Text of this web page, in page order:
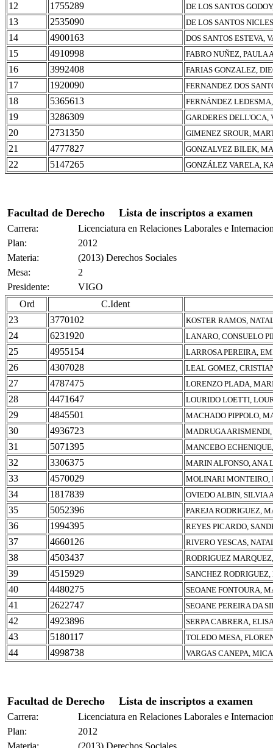
12 1755289 DE LOS SANTOS
13 2535090 DE LOS SANTOS
14 4900163 DOS SANTOS ESTEVA,
15 4910998 FABRO NUÑEZ, PAULA
16 3992408 FARIAS GONZALEZ,
17 1920090 FERNANDEZ DOS
18 5365613 FERNÁNDEZ
19 3286309 GARDERES DELL'OCA,
20 2731350 GIMENEZ SROUR,
21 4777827 GONZALVEZ BILEK,
22 5147265 GONZÁLEZ VARELA,
Facultad de Derecho Lista de inscriptos a examen
Carrera:
Licenciatura en Relaciones Laborales e
Plan:
2012
Materia:
(2013) Derechos Sociales
Mesa:
2
Presidente:
VIGO
Ord
C.Ident
23
3770102 KOSTER RAMOS,
24 6231920 LANARO, CONSUELO
25 4955154 LARROSA PEREIRA,
26 4307028 LEAL GOMEZ,
27 4787475 LORENZO PLADA,
28 4471647 LOURIDO LOETTI,
29 4845501 MACHADO PIPPOLO,
30 4936723 MADRUGA
31 5071395 MANCEBO
32 3306375 MARIN ALFONSO, ANA
33 4570029 MOLINARI MONTEIRO,
34 1817839 OVIEDO ALBIN, SILVIA
35 5052396 PAREJA RODRIGUEZ,
36 1994395 REYES PICARDO,
37 4660126 RIVERO YESCAS,
38 4503437 RODRIGUEZ
39 4515929 SANCHEZ
40 4480275 SEOANE FONTOURA,
41 2622747 SEOANE PEREIRA DA
42 4923896 SERPA CABRERA,
43 5180117 TOLEDO MESA,
44 4998738 VARGAS CANEPA,
Facultad de Derecho Lista de inscriptos a examen
Carrera:
Licenciatura en Relaciones Laborales e
Plan:
2012
Materia:
(2013) Derechos Sociales